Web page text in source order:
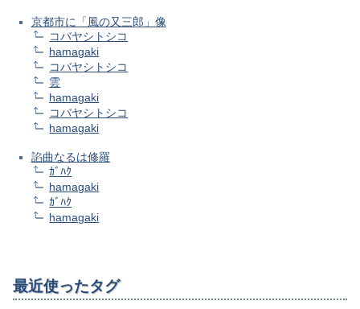
京都市に「風の又三郎」像
コバヤシトシコ
hamagaki
コバヤシトシコ
雲
hamagaki
コバヤシトシコ
hamagaki
諂曲なるは修羅
ｶﾞﾊｸ
hamagaki
ｶﾞﾊｸ
hamagaki
最近使ったタグ